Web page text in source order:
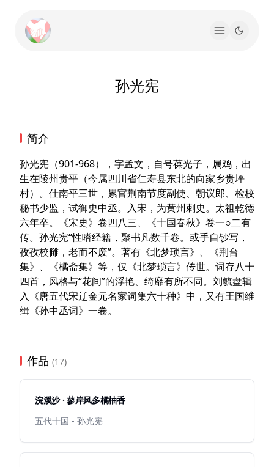
孙光宪
简介
孙光宪（901-968），字孟文，自号葆光子，属鸡，出
生在陵州贵平（今属四川省仁寿县东北的向家乡贵坪
村）。仕南平三世，累官荆南节度副使、朝议郎、检校
秘书少监，试御史中丞。入宋，为黄州刺史。太祖乾德
六年卒。《宋史》卷四八三、《十国春秋》卷一○二有
传。孙光宪“性嗜经籍，聚书凡数千卷。或手自钞写，
孜孜校雠，老而不废”。著有《北梦琐言》、《荆台
集》、《橘斋集》等，仅《北梦琐言》传世。词存八十
四首，风格与“花间”的浮艳、绮靡有所不同。刘毓盘辑
入《唐五代宋辽金元名家词集六十种》中，又有王国维
缉《孙中丞词》一卷。
作品 (17)
浣溪沙 · 蓼岸风多橘柚香
五代十国 - 孙光宪